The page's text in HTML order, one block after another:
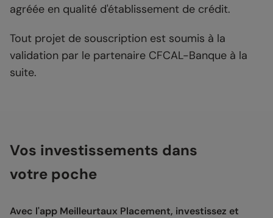
agréée en qualité d'établissement de crédit.
Tout projet de souscription est soumis à la
validation par le partenaire CFCAL-Banque à la
suite.
Vos investissements dans
votre poche
Avec l'app Meilleurtaux Placement, investissez et